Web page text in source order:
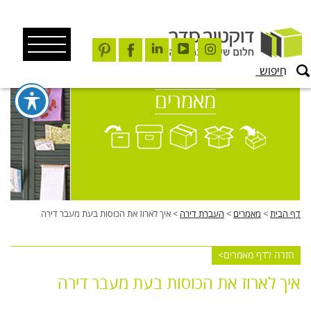
content
מאמרים
דף הבית> מאמרים > העברת דירה >איך לארוז את הכוסות בעת מעבר דירה
חזרה לדף מאמרים
איך לארוז את הכוסות בעת מעבר דירה